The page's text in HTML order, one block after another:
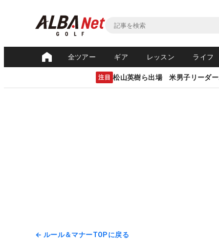
全ツアー ギア レッスン ライフ
注目 松山英樹ら出場 米男子リーダ
← ルール＆マナーTOPに戻る